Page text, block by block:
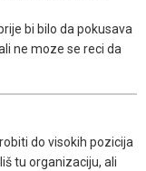
bi bilo da pokusava
ne moze se reci da
do visokih pozicija
tu organizaciju, ali